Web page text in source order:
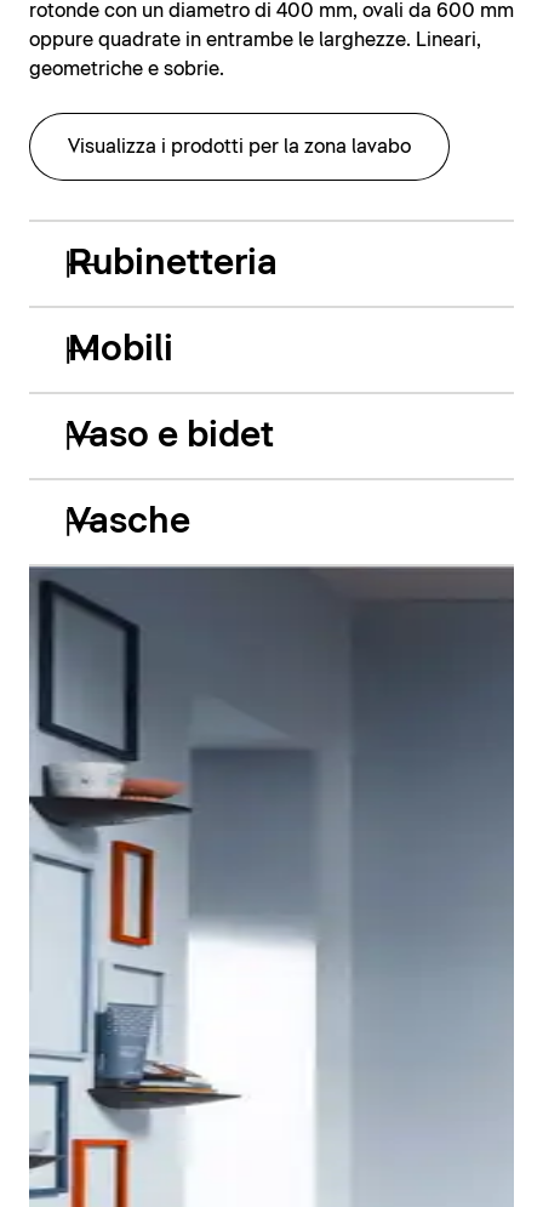
rotonde con un diametro di 400 mm, ovali da 600 mm
oppure quadrate in entrambe le larghezze. Lineari,
geometriche e sobrie.
Visualizza i prodotti per la zona lavabo
Rubinetteria
Mobili
Vaso e bidet
Vasche